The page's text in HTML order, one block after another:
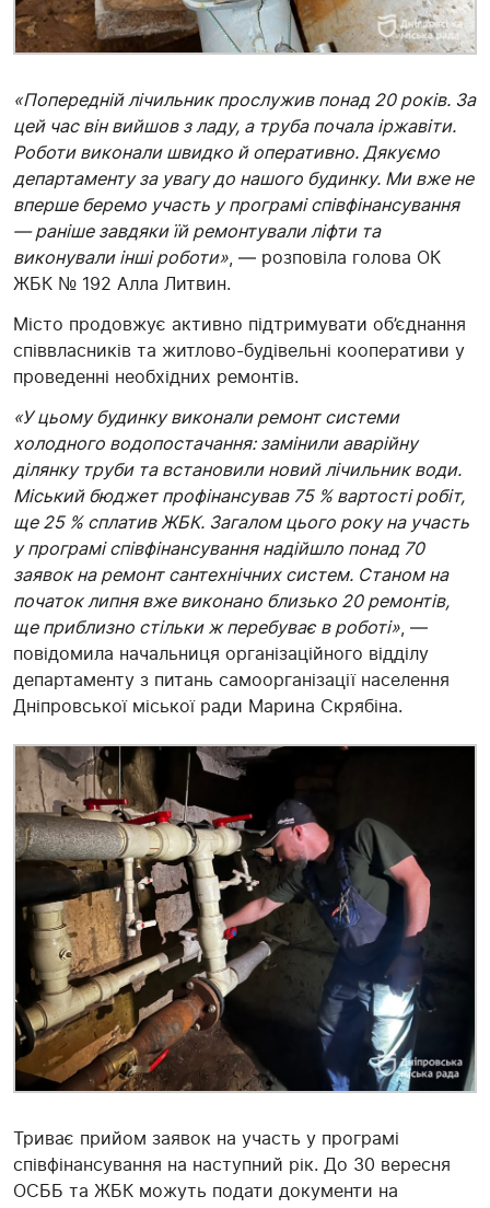
«Попередній лічильник прослужив понад 20 років. За
цей час він вийшов з ладу, а труба почала іржавіти.
Роботи виконали швидко й оперативно. Дякуємо
департаменту за увагу до нашого будинку. Ми вже не
вперше беремо участь у програмі співфінансування
— раніше завдяки їй ремонтували ліфти та
виконували інші роботи», — розповіла голова ОК
ЖБК № 192 Алла Литвин.
Місто продовжує активно підтримувати об’єднання
співвласників та житлово-будівельні кооперативи у
проведенні необхідних ремонтів.
«У цьому будинку виконали ремонт системи
холодного водопостачання: замінили аварійну
ділянку труби та встановили новий лічильник води.
Міський бюджет профінансував 75 % вартості робіт,
ще 25 % сплатив ЖБК. Загалом цього року на участь
у програмі співфінансування надійшло понад 70
заявок на ремонт сантехнічних систем. Станом на
початок липня вже виконано близько 20 ремонтів,
ще приблизно стільки ж перебуває в роботі», —
повідомила начальниця організаційного відділу
департаменту з питань самоорганізації населення
Дніпровської міської ради Марина Скрябіна.
Триває прийом заявок на участь у програмі
співфінансування на наступний рік. До 30 вересня
ОСББ та ЖБК можуть подати документи на